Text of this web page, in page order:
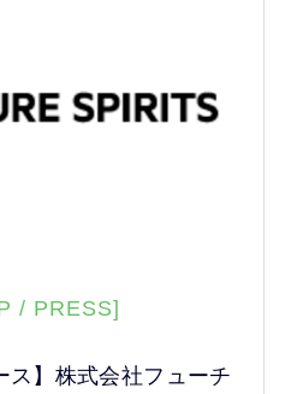
/ PRESS]
ス】株式会社フューチ